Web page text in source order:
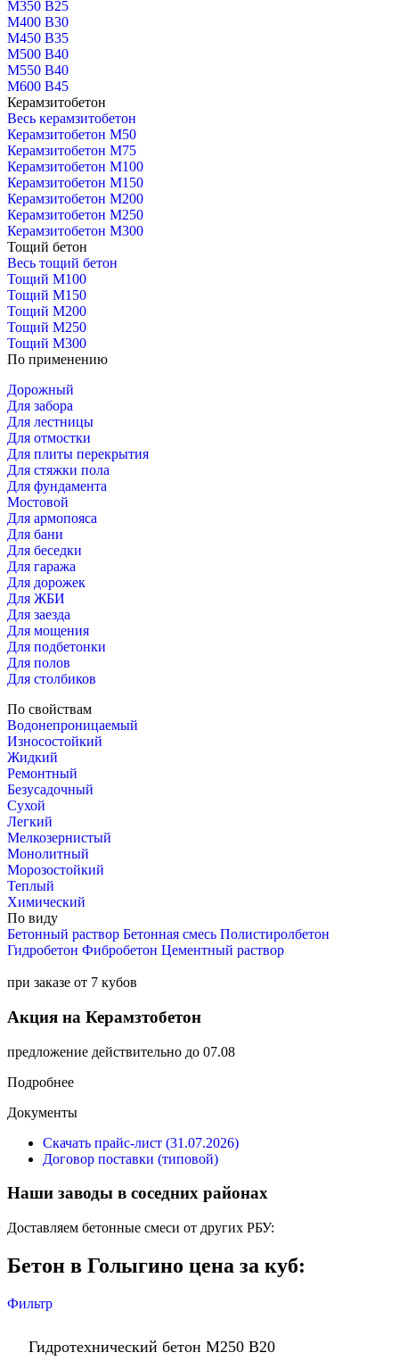
М350 В25
М400 В30
М450 В35
М500 В40
М550 В40
М600 В45
Керамзитобетон
Весь керамзитобетон
Керамзитобетон М50
Керамзитобетон М75
Керамзитобетон М100
Керамзитобетон М150
Керамзитобетон М200
Керамзитобетон М250
Керамзитобетон М300
Тощий бетон
Весь тощий бетон
Тощий М100
Тощий М150
Тощий М200
Тощий М250
Тощий М300
По применению
Дорожный
Для забора
Для лестницы
Для отмостки
Для плиты перекрытия
Для стяжки пола
Для фундамента
Мостовой
Для армопояса
Для бани
Для беседки
Для гаража
Для дорожек
Для ЖБИ
Для заезда
Для мощения
Для подбетонки
Для полов
Для столбиков
По свойствам
Водонепроницаемый
Износостойкий
Жидкий
Ремонтный
Безусадочный
Сухой
Легкий
Мелкозернистый
Монолитный
Морозостойкий
Теплый
Химический
По виду
Бетонный раствор Бетонная смесь Полистиролбетон
Гидробетон Фибробетон Цементный раствор
при заказе от 7 кубов
Акция на Керамзтобетон
предложение действительно до 07.08
Подробнее
Документы
Скачать прайс-лист (31.07.2026)
Договор поставки (типовой)
Наши заводы в соседних районах
Доставляем бетонные смеси от других РБУ:
Бетон в Голыгино цена за куб:
Фильтр
Гидротехнический бетон М250 В20